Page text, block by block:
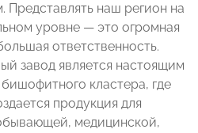
наш регион на
уровне — это огромная
ответственность.
завод является настоящим
кластера, где
продукция для
медицинской,